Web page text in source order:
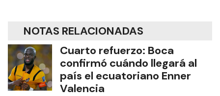
NOTAS RELACIONADAS
Cuarto refuerzo: Boca
confirmó cuándo llegará al
país el ecuatoriano Enner
Valencia